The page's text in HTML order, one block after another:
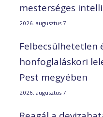
mesterséges
2026. augusztus 7.
Felbecsülhetetlen
honfoglaláskori
Pest megyében
2026. augusztus 7.